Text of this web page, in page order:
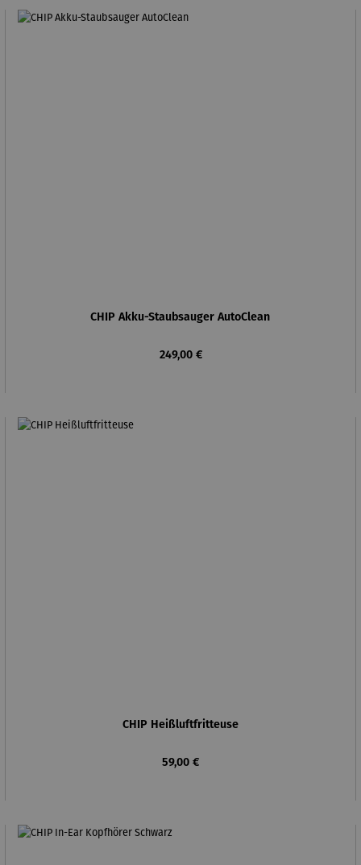
CHIP Akku-Staubsauger AutoClean
Regulärer Preis:
249,00 €
CHIP Heißluftfritteuse
Regulärer Preis:
59,00 €